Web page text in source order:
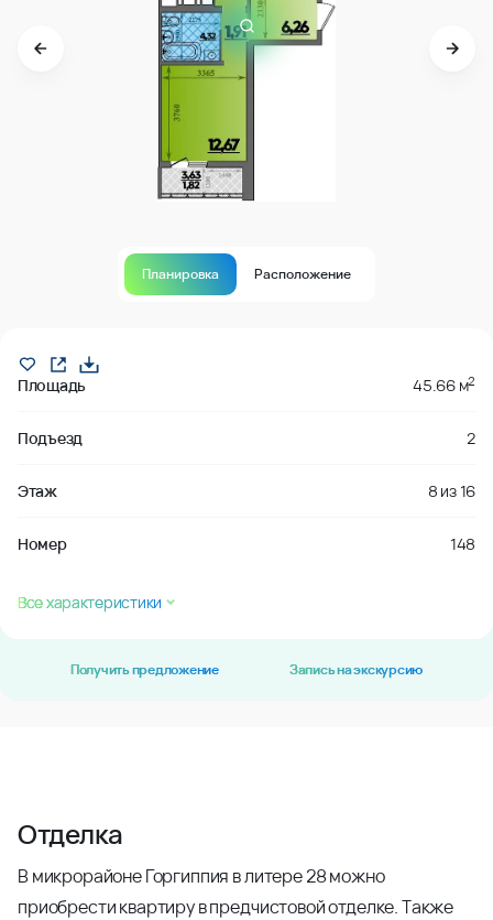
Планировка Расположение
Площадь 45.66 м2
Подъезд 2
Этаж 8 из16
Номер 148
Все характеристики
Получить предложение Запись на экскурсию
Отделка
В микрорайоне Горгиппия в литере 28 можно
приобрести квартиру в предчистовой отделке. Также